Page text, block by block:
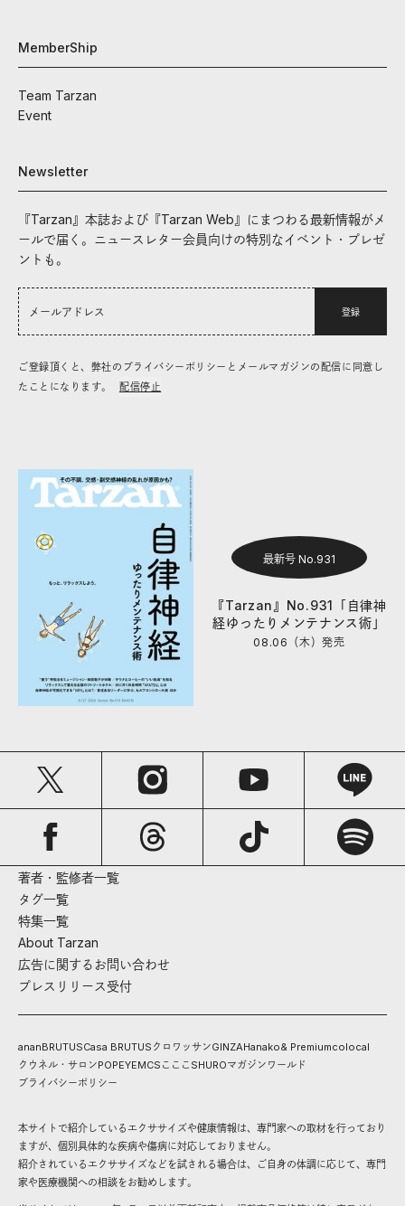
MemberShip
Team Tarzan
Event
Newsletter
『Tarzan』本誌および『Tarzan Web』にまつわる最新情報がメ
ールで届く。ニュースレター会員向けの特別なイベント・プレゼ
ントも。
登録
ご登録頂くと、弊社のプライバシーポリシーとメールマガジンの配信に同意し
たことになります。
配信停止
最新号 No.931
『Tarzan』No.931「自律神
経ゆったりメンテナンス術」
08.06（木）発売
著者・監修者一覧
タグ一覧
特集一覧
About Tarzan
広告に関するお問い合わせ
プレスリリース受付
ananBRUTUSCasa BRUTUS クロワッサンGINZAHanako& Premiumcolocal
クウネル・サロンPOPEYEMCS こここ SHUROマガジンワールド
プライバシーポリシー
本サイトで紹介しているエクササイズや健康情報は、専門家への取材を行っており
ますが、個別具体的な疾病や傷病に対応しておりません。
紹介されているエクササイズなどを試される場合は、ご自身の体調に応じて、専門
家や医療機関への相談をお勧めします。